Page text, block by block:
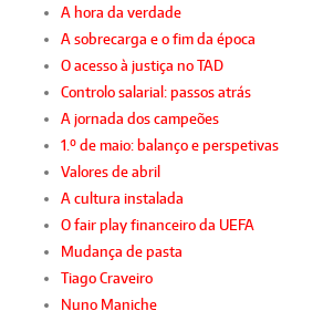
A hora da verdade
A sobrecarga e o fim da época
O acesso à justiça no TAD
Controlo salarial: passos atrás
A jornada dos campeões
1.º de maio: balanço e perspetivas
Valores de abril
A cultura instalada
O fair play financeiro da UEFA
Mudança de pasta
Tiago Craveiro
Nuno Maniche